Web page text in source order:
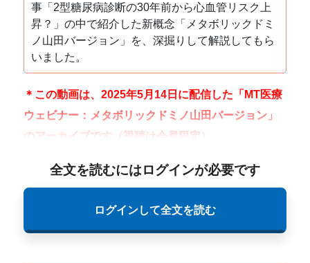
事「2型糖尿病診断の30年前から心血管リスク上
昇？」の中で紹介した新概念「メタボリックドミ
ノ山田バージョン」を、深掘りして解説してもら
いました。
＊この動画は、2025年5月14日に配信した「MT医療
ウェビナー：メタボリックドミノ山田バージョン」
のアーカイブです（視聴は会員限定）。
全文を読むにはログインが必要です
ログインして全文を読む